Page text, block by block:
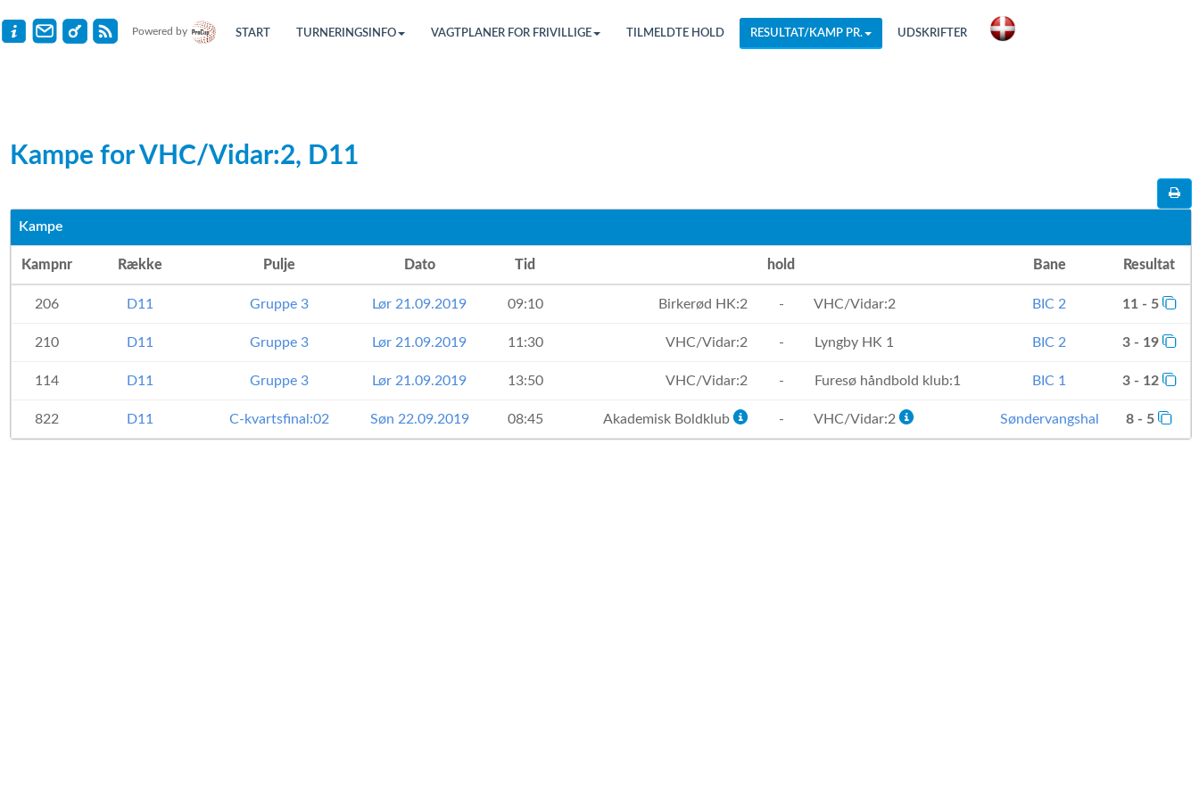
Powered by START TURNERINGSINFO VAGTPLANER FOR FRIVILLIGE TILMELDTE HOLD RESULTAT/KAMP PR. UDSKRIFTER
Kampe for VHC/Vidar:2, D11
Kampe
Kampnr Række Pulje Dato Tid hold Bane Resultat
206 D11 Gruppe 3 Lør 21.09.2019 09:10 Birkerød HK:2 - VHC/Vidar:2 BIC 2 11 - 5
210 D11 Gruppe 3 Lør 21.09.2019 11:30 VHC/Vidar:2 - Lyngby HK 1 BIC 2 3 - 19
114 D11 Gruppe 3 Lør 21.09.2019 13:50 VHC/Vidar:2 - Furesø håndbold klub:1 BIC 1 3 - 12
822 D11 C-kvartsfinal:02 Søn 22.09.2019 08:45 Akademisk Boldklub - VHC/Vidar:2 Søndervangshal 8 - 5